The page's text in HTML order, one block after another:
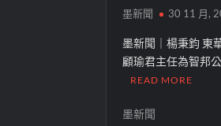
墨新聞 30 11 月,
墨新聞｜楊秉鈞 東
顧瑜君主任為智邦
READ MORE
墨新聞